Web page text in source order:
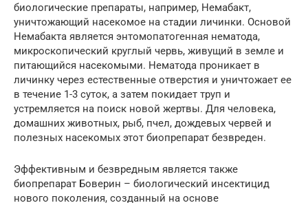
биологические препараты, например, Немабакт,
уничтожающий насекомое на стадии личинки. Основой
Немабакта является энтомопатогенная нематода,
микроскопический круглый червь, живущий в земле и
питающийся насекомыми. Нематода проникает в
личинку через естественные отверстия и уничтожает ее
в течение 1-3 суток, а затем покидает труп и
устремляется на поиск новой жертвы. Для человека,
домашних животных, рыб, пчел, дождевых червей и
полезных насекомых этот биопрепарат безвреден.
Эффективным и безвредным является также
биопрепарат Боверин – биологический инсектицид
нового поколения, созданный на основе